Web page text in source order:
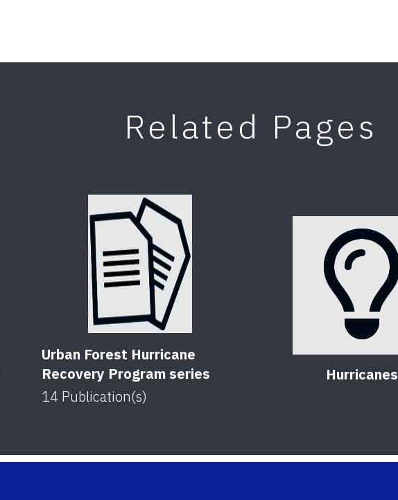
Related Pages
Urban Forest Hurricane
Recovery Program series
14Publication(s)
Hurricanes